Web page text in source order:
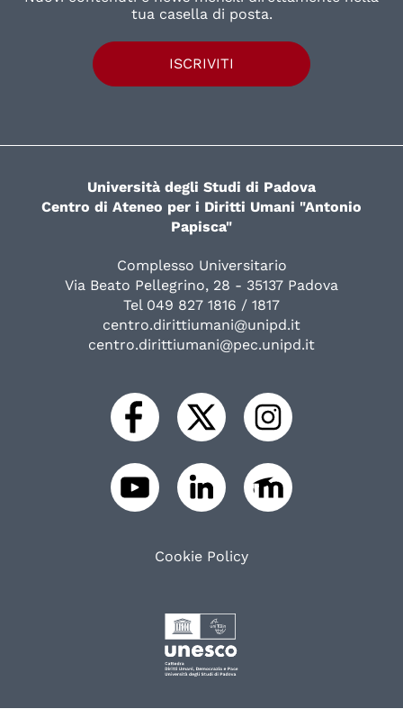
tua casella di posta.
ISCRIVITI
Università degli Studi di Padova
Centro di Ateneo per i Diritti Umani "Antonio
Papisca"
Complesso Universitario
Via Beato Pellegrino, 28 - 35137 Padova
Tel 049 827 1816 / 1817
centro.dirittiumani@unipd.it
centro.dirittiumani@pec.unipd.it
Cookie Policy